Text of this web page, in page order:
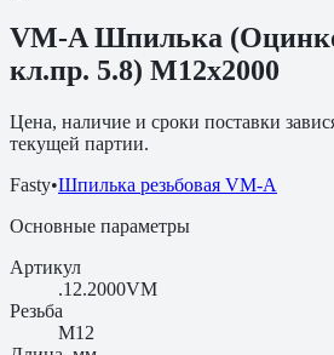
VM-A Шпилька
кл.пр. 5.8) M12х2000
Цена, наличие и сроки поставки
текущей партии.
Fasty•Шпилька резьбовая VM-A
Основные параметры
Артикул
.12.2000VM
Резьба
M12